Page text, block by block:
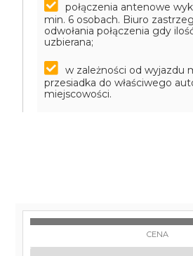
połączenia antenowe
min. 6 osobach. Biuro
odwołania połączenia gdy
uzbierana;
w zależności od wyjazdu
przesiadka do właściwego
miejscowości.
CENA